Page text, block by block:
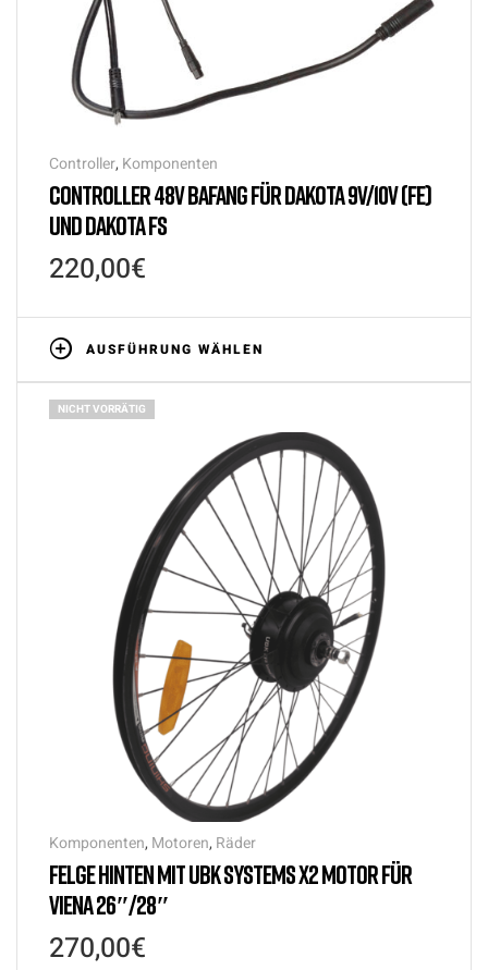
Controller, Komponenten
CONTROLLER 48V BAFANG FÜR DAKOTA 9V/10V (FE)
UND DAKOTA FS
220,00€
AUSFÜHRUNG WÄHLEN
NICHT VORRÄTIG
Komponenten, Motoren, Räder
FELGE HINTEN MIT UBK SYSTEMS X2 MOTOR FÜR
VIENA 26″/28″
270,00€